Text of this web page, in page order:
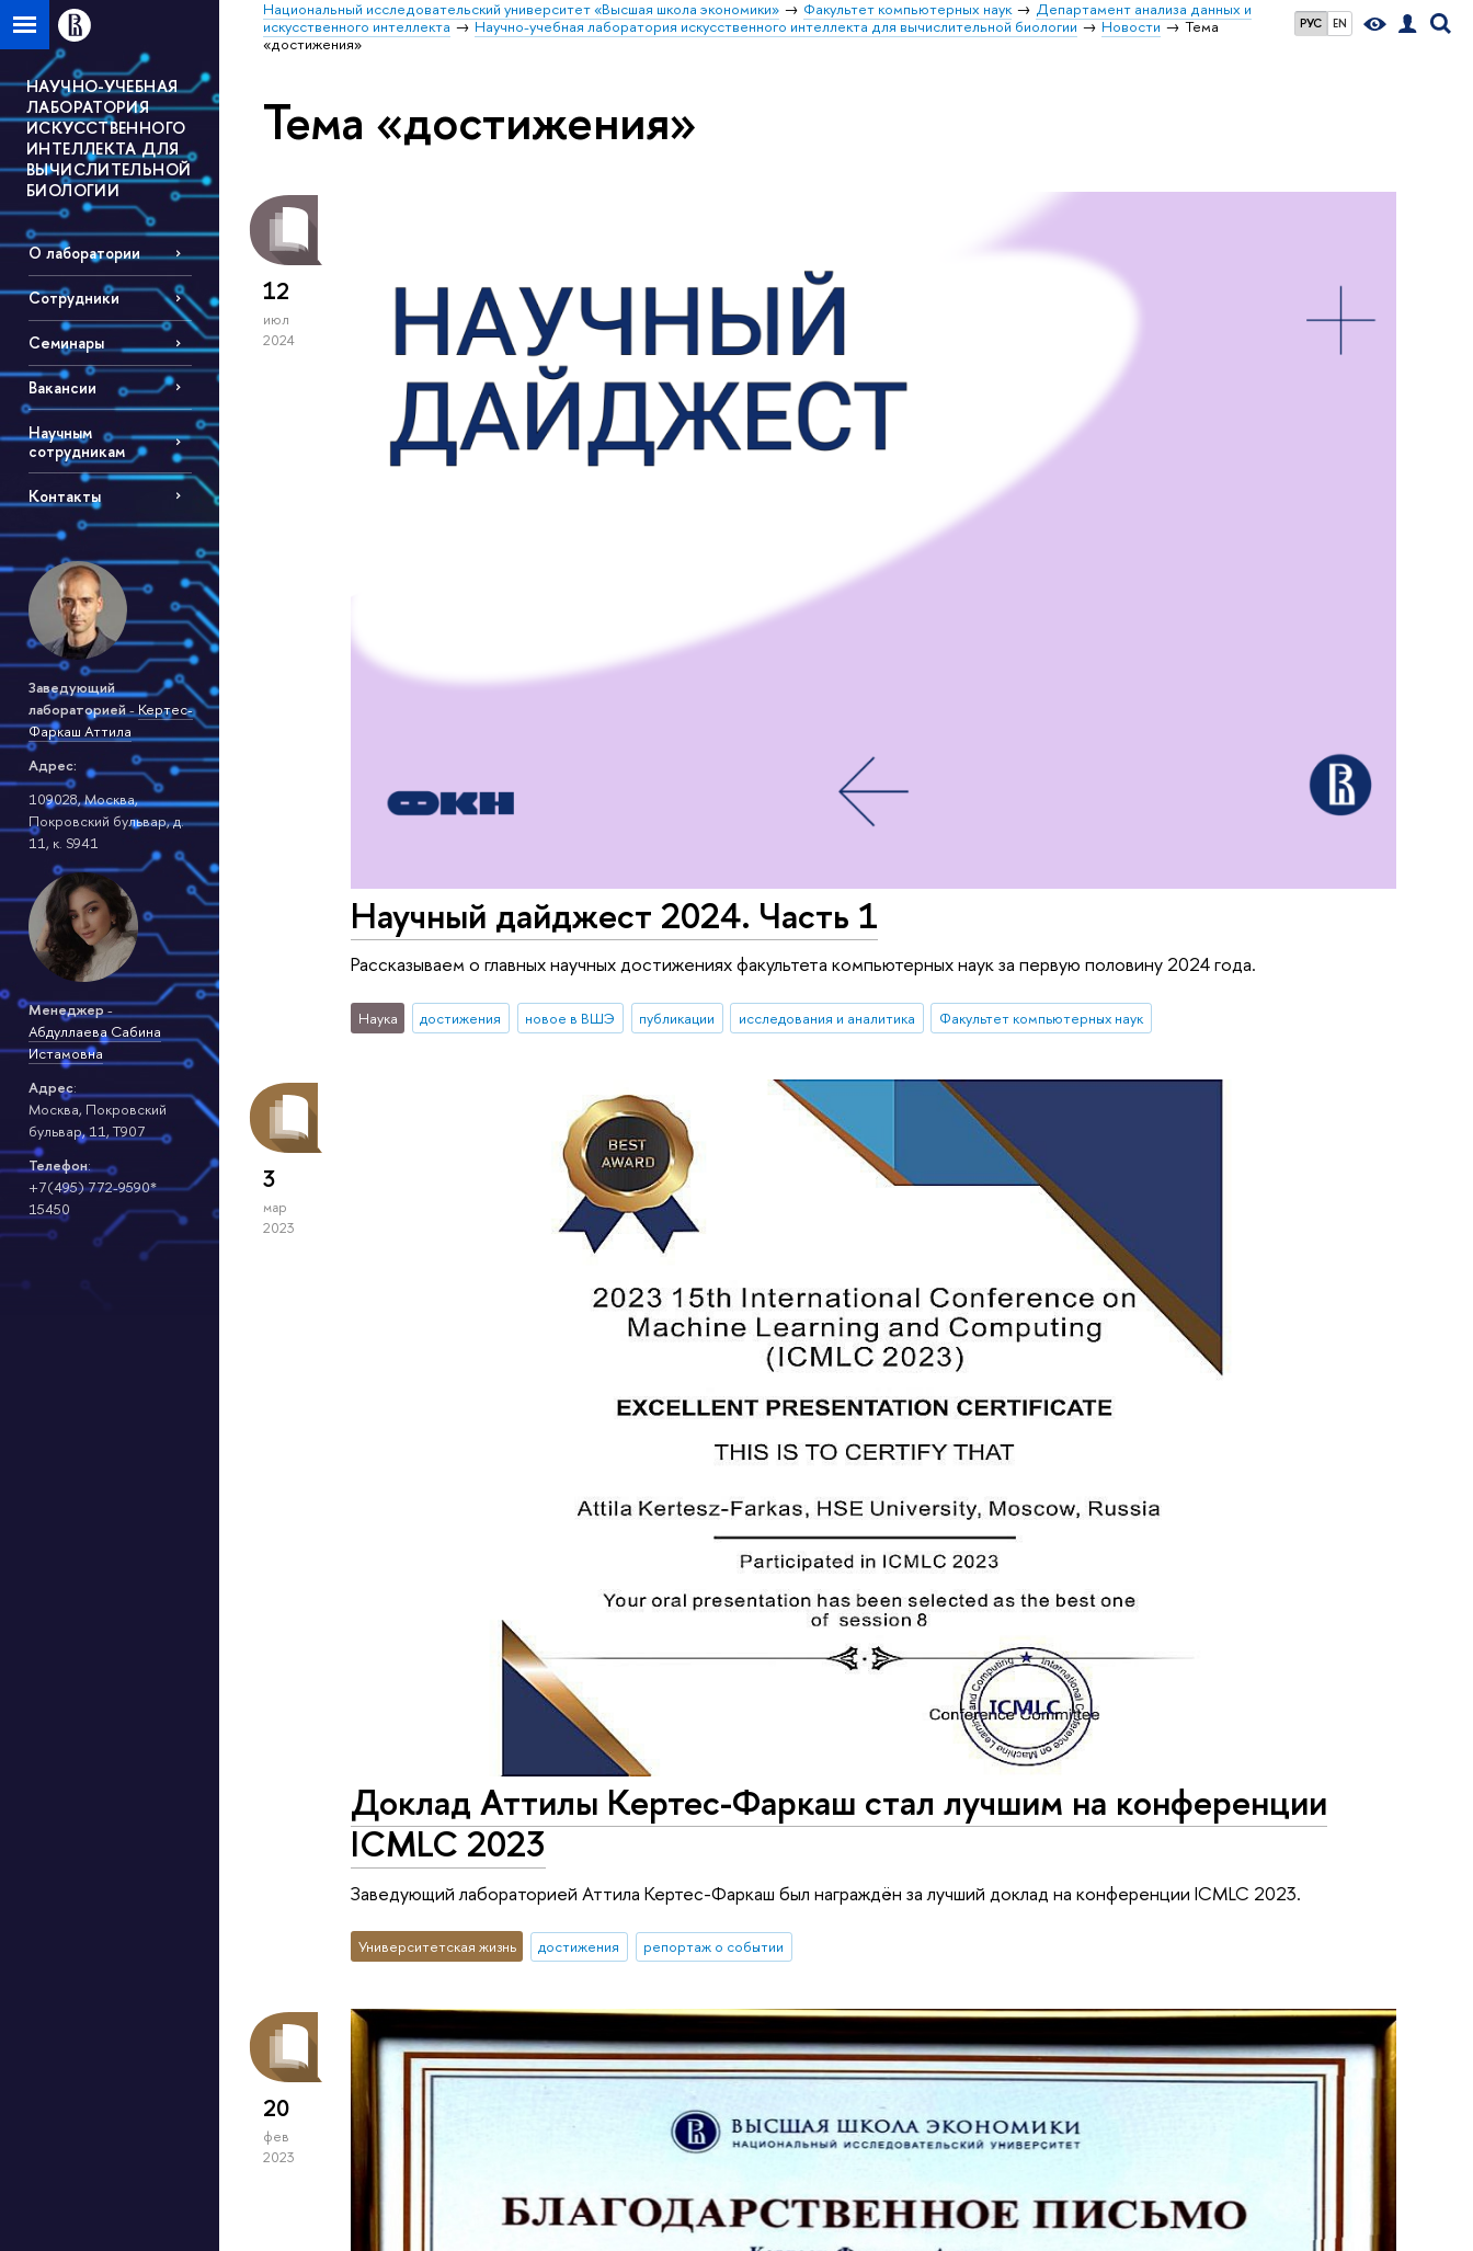
РУС EN
Национальный исследовательский университет «Высшая школа экономики» Факультет компьютерных наук
Департамент анализа данных и
искусственного интеллекта
Научно-учебная лаборатория искусственного интеллекта для вычислительной биологии Новости
Тема
«достижения»
НАУЧНО-УЧЕБНАЯ
ЛАБОРАТОРИЯ
ИСКУССТВЕННОГО
ИНТЕЛЛЕКТА ДЛЯ
ВЫЧИСЛИТЕЛЬНОЙ
БИОЛОГИИ
О лаборатории
Сотрудники
Семинары
Вакансии
Научным
сотрудникам
Контакты
Заведующий
лабораторией-Кертес-
Фаркаш Аттила
Адрес:
109028, Москва,
Покровский бульвар, д.
11, к. S941
Менеджер-
Абдуллаева Сабина
Истамовна
Адрес:
Москва, Покровский
бульвар, 11, Т907
Телефон:
+7(495) 772-9590*
15450
Тема «достижения»
12
июл
2024
Научный дайджест 2024. Часть 1
Рассказываем о главных научных достижениях факультета компьютерных наук за первую половину 2024 года.
Наука достижения новое в ВШЭ публикации исследования и аналитика Факультет компьютерных наук
3
мар
2023
Доклад Аттилы Кертес-Фаркаш стал лучшим на конференции
ICMLC 2023
Заведующий лабораторией Аттила Кертес-Фаркаш был награждён за лучший доклад на конференции ICMLC 2023.
Университетская жизнь достижения репортаж о событии
20
фев
2023